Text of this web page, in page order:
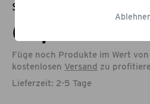
Statt:
69,95 €*
Füge noch Produkte im Wert
kostenlosen Versand zu
Lieferzeit: 2-5 Tage